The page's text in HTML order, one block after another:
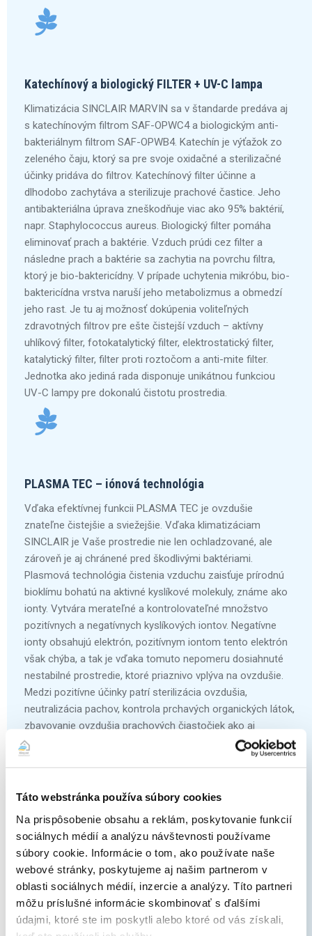
Táto webstránka používa súbory cookies
Na prispôsobenie obsahu a reklám, poskytovanie funkcií
sociálnych médií a analýzu návštevnosti používame
súbory cookie. Informácie o tom, ako používate naše
webové stránky, poskytujeme aj našim partnerom v
oblasti sociálnych médií, inzercie a analýzy. Títo partneri
môžu príslušné informácie skombinovať s ďalšími
údajmi, ktoré ste im poskytli alebo ktoré od vás získali,
Katechínový a biologický FILTER + UV-C lampa
Klimatizácia SINCLAIR MARVIN sa v štandarde predáva aj
s katechínovým filtrom SAF-OPWC4 a biologickým anti-
bakteriálnym filtrom SAF-OPWB4. Katechín je výťažok zo
zeleného čaju, ktorý sa pre svoje oxidačné a sterilizačné
účinky pridáva do filtrov. Katechínový filter účinne a
dlhodobo zachytáva a sterilizuje prachové častice. Jeho
antibakteriálna úprava zneškodňuje viac ako 95% baktérií,
napr. Staphylococcus aureus. Biologický filter pomáha
eliminovať prach a baktérie. Vzduch prúdi cez filter a
následne prach a baktérie sa zachytia na povrchu filtra,
ktorý je bio-baktericídny. V prípade uchytenia mikróbu, bio-
baktericídna vrstva naruší jeho metabolizmus a obmedzí
jeho rast. Je tu aj možnosť dokúpenia voliteľných
zdravotných filtrov pre ešte čistejší vzduch – aktívny
uhlíkový filter, fotokatalytický filter, elektrostatický filter,
katalytický filter, filter proti roztočom a anti-mite filter.
Jednotka ako jediná rada disponuje unikátnou funkciou
UV-C lampy pre dokonalú čistotu prostredia.
PLASMA TEC – iónová technológia
Vďaka efektívnej funkcii PLASMA TEC je ovzdušie
znateľne čistejšie a sviežejšie. Vďaka klimatizáciam
SINCLAIR je Vaše prostredie nie len ochladzované, ale
zároveň je aj chránené pred škodlivými baktériami.
Plasmová technológia čistenia vzduchu zaisťuje prírodnú
bioklímu bohatú na aktivné kyslíkové molekuly, známe ako
ionty. Vytvára merateľné a kontrolovateľné množstvo
pozitívnych a negatívnych kyslíkových iontov. Negatívne
ionty obsahujú elektrón, pozitívnym iontom tento elektrón
však chýba, a tak je vďaka tomuto nepomeru dosiahnuté
nestabilné prostredie, ktoré priaznivo vplýva na ovzdušie.
Medzi pozitívne účinky patrí sterilizácia ovzdušia,
neutralizácia pachov, kontrola prchavých organických látok,
zbavovanie ovzdušia prachových čiastočiek ako aj
znižovanie alergénov, čo priaznivo pôsobí najmä pre
alergikov.
Komfortný spánok
Klimatizácia umožňuje prepnúť do módu, ktorý zákazníci
ocenia najmä v spálni alebo v bežné dni. Môžete si nastaviť
automatický režim, ktorý upravuje teplotu počas spánku,
tak aby sa znižovala/ zvyšovala podľa používania v